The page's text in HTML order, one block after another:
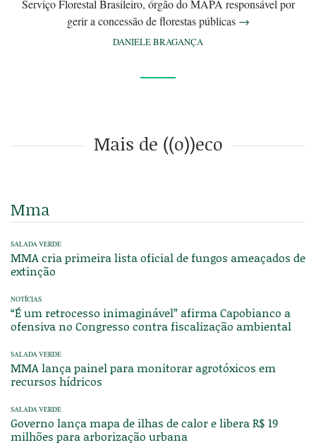
Serviço Florestal Brasileiro, órgão do MAPA responsável por
gerir a concessão de florestas públicas →
DANIELE BRAGANÇA
Mais de ((o))eco
Mma
SALADA VERDE
MMA cria primeira lista oficial de fungos ameaçados de
extinção
NOTÍCIAS
“É um retrocesso inimaginável” afirma Capobianco a
ofensiva no Congresso contra fiscalização ambiental
SALADA VERDE
MMA lança painel para monitorar agrotóxicos em
recursos hídricos
SALADA VERDE
Governo lança mapa de ilhas de calor e libera R$ 19
milhões para arborização urbana